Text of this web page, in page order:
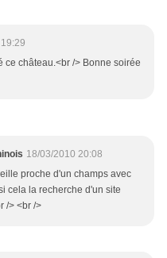
ce château.<br /> Bonne soirée
18/03/2010 20:08
proche d'un champs avec
cela la recherche d'un site
/> <br />